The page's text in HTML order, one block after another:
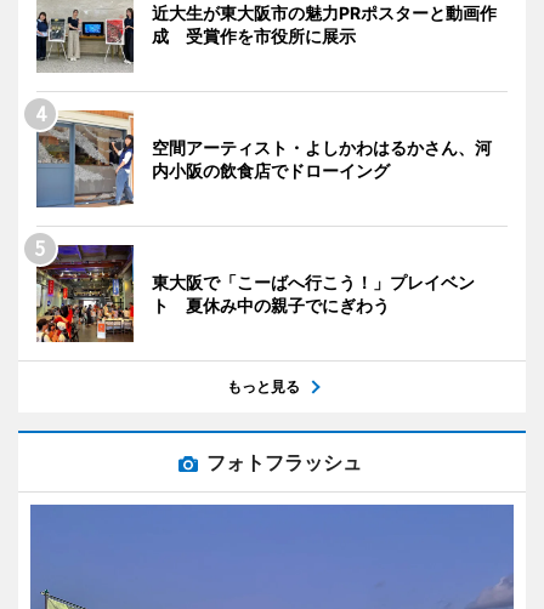
近大生が東大阪市の魅力PRポスターと動画作
成 受賞作を市役所に展示
空間アーティスト・よしかわはるかさん、河
内小阪の飲食店でドローイング
東大阪で「こーばへ行こう！」プレイベン
ト 夏休み中の親子でにぎわう
もっと見る
フォトフラッシュ